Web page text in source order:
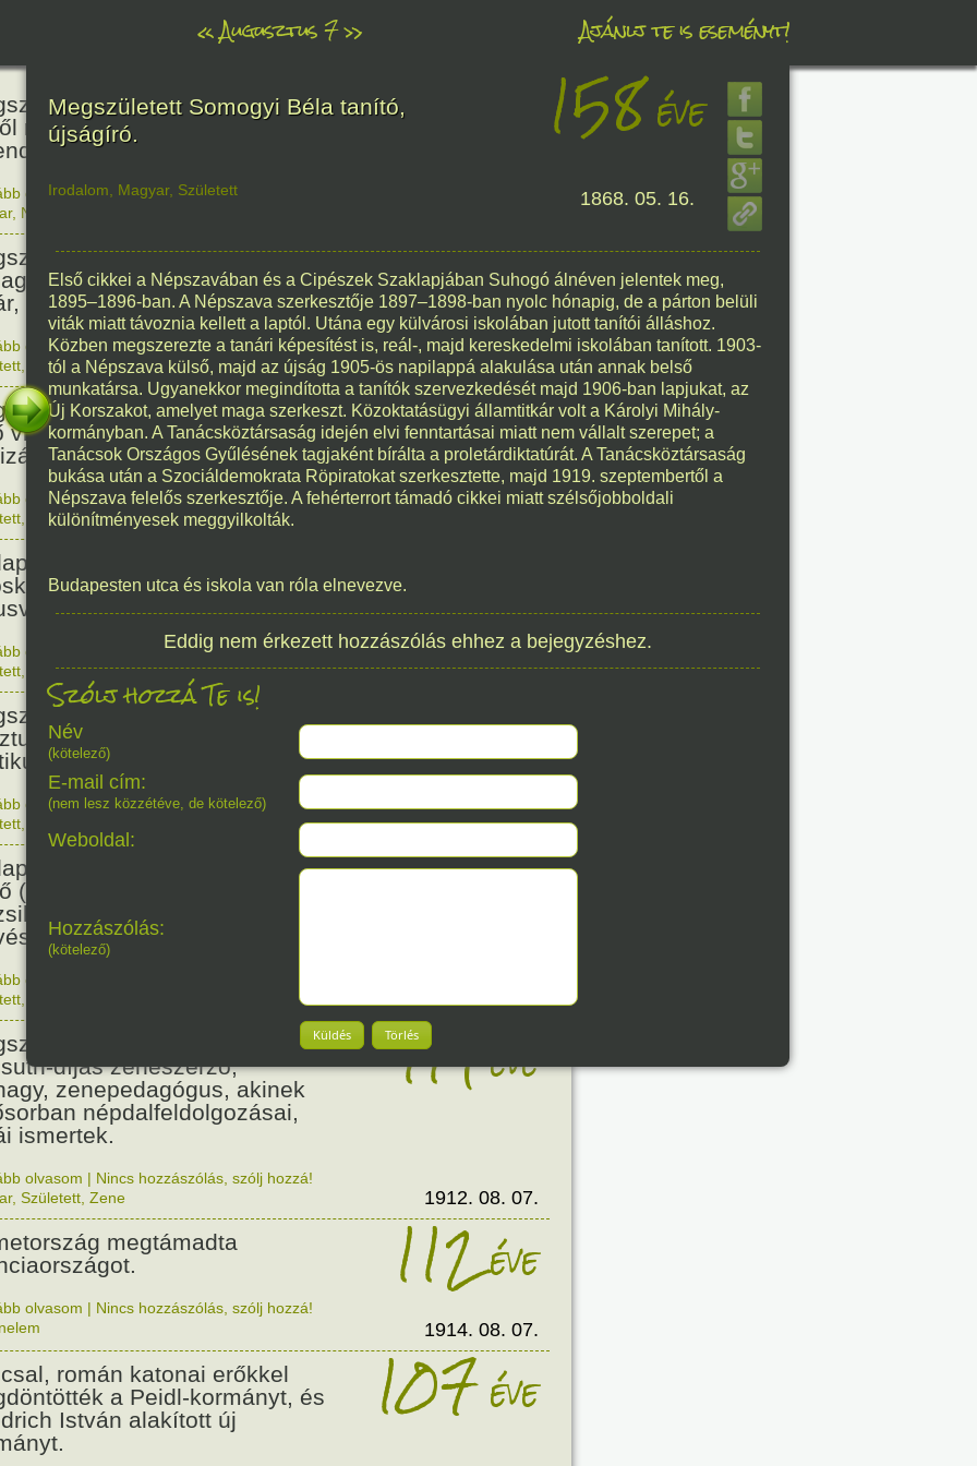
«Augusztus 7» Ajánlj te is eseményt!
Báthori Erzsébet,
rémséges és kegyetlen
éltek.
466
olvasom|Nincs hozzászólás, szólj hozzá!
, Nő
Kondor Gusztáv
matematikus, egyetemi
akadémikus.
201éve
olvasom|Nincs hozzászólás, szólj hozzá!
Technika,Magyar 1825. 08. 07.
Mata Hari, a híres
világháborús táncosnő,
és kém.
150éve
olvasom|Nincs hozzászólás, szólj hozzá!
Történelem,Nő
megszületett Szalmás
zenetanárnő, zeneszerző,
128
olvasom
Nincs hozzászólás, szólj hozzá!
,Zene,Magyar 1898. 08. 07.
Bibó István,
Széchenyi-díjas író,
jogász.
115éve
olvasom |Nincs hozzászólás, szólj hozzá!
1911. 08. 07.
megszületett Beamter
(Becenevén: Bubi) dzsessz-
vibrafon és xilofon-
114éve
olvasom
1912. 08. 07.
Csenki Imre,
díjas zeneszerző,
zenepedagógus, akinek
népdalfeldolgozásai,
ismertek.
114éve
olvasom | Nincs hozzászólás, szólj hozzá!
, Született Zene 1912. 08. 07.
megtámadta
112éve
olvasom | Nincs hozzászólás, szólj hozzá!
1914. 08. 07.
román katonai erőkkel
a Peidl-kormányt, és
István alakított új
107éve
Megszületett Somogyi Béla tanító,
újságíró.
158éve
Irodalom Magyar, Született 1868. 05. 16.
Első cikkei a Népszavában és a Cipészek Szaklapjában Suhogó álnéven jelentek meg,
1895–1896-ban. A Népszava szerkesztője 1897–1898-ban nyolc hónapig, de a párton belüli
viták miatt távoznia kellett a laptól. Utána egy külvárosi iskolában jutott tanítói álláshoz.
Közben megszerezte a tanári képesítést is, reál-, majd kereskedelmi iskolában tanított. 1903-
tól a Népszava külső, majd az újság 1905-ös napilappá alakulása után annak belső
munkatársa. Ugyanekkor megindította a tanítók szervezkedését majd 1906-ban lapjukat, az
Új Korszakot, amelyet maga szerkeszt. Közoktatásügyi államtitkár volt a Károlyi Mihály-
kormányban. A Tanácsköztársaság idején elvi fenntartásai miatt nem vállalt szerepet; a
Tanácsok Országos Gyűlésének tagjaként bírálta a proletárdiktatúrát. A Tanácsköztársaság
bukása után a Szociáldemokrata Röpiratokat szerkesztette, majd 1919. szeptembertől a
Népszava felelős szerkesztője. A fehérterrort támadó cikkei miatt szélsőjobboldali
különítményesek meggyilkolták.
Budapesten utca és iskola van róla elnevezve.
Eddig nem érkezett hozzászólás ehhez a bejegyzéshez.
Szólj hozzá Te is!
Név
(kötelező)
E-mail cím:
(nem lesz közzétéve, de kötelező)
Weboldal:
Hozzászólás:
(kötelező)
Küldés Törlés